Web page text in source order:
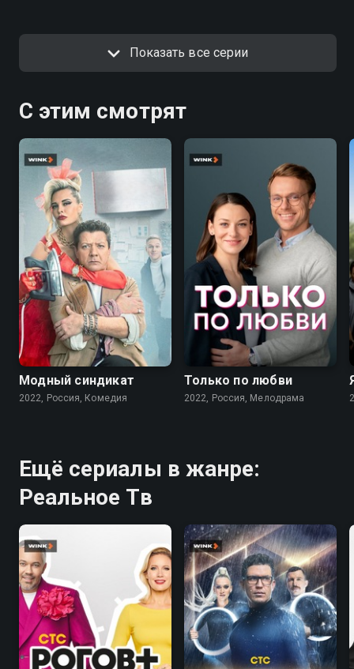
Показать все серии
С этим смотрят
7.6
Модный синдикат
2022, Россия, Комедия
Только по любви
2022, Россия, Мелодрама
Ещё сериалы в жанре:
Реальное Тв